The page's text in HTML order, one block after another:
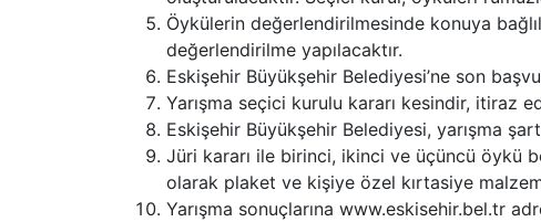
Öykülerin değerlendirilmesinde konuya
değerlendirilme yapılacaktır.
Eskişehir Büyükşehir Belediyesi’ne son
Yarışma seçici kurulu kararı kesindir, itiraz
Eskişehir Büyükşehir Belediyesi, yarışma
Jüri kararı ile birinci, ikinci ve üçüncü öykü
olarak plaket ve kişiye özel kırtasiye
Yarışma sonuçlarına www.eskisehir.bel.tr